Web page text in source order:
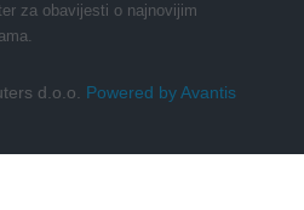
za obavijesti o najnovijim
d.o.o. Powered by Avantis